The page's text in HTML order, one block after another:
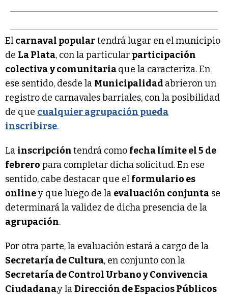
El carnaval populartendrá lugar en el municipio
de La Plata, con la particular participación
colectivay comunitariaque la caracteriza. En
ese sentido, desde la Municipalidad abrieron un
registro de carnavales barriales, con la posibilidad
de que cualquier agrupación pueda
inscribirse.
La inscripcióntendrá como fecha límite el 5 de
febrero para completar dicha solicitud. En ese
sentido, cabe destacar que el formulario es
onliney que luego de la evaluación conjunta se
determinará la validez de dicha presencia de la
agrupación.
Por otra parte, la evaluación estará a cargo de la
Secretaría de Cultura, en conjunto con la
Secretaría de Control Urbano y Convivencia
Ciudadana,y laDirección de Espacios Públicos